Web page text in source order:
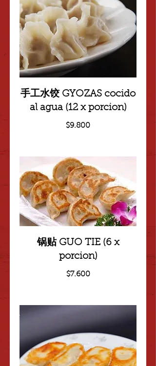
手工水饺 GYOZAS cocido
al agua (12 x porcion)
$9.800
锅贴 GUO TIE (6 x
porcion)
$7.600